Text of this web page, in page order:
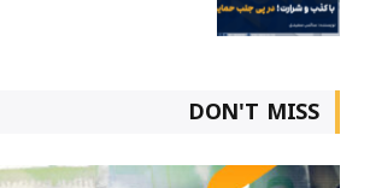
DON'T MISS